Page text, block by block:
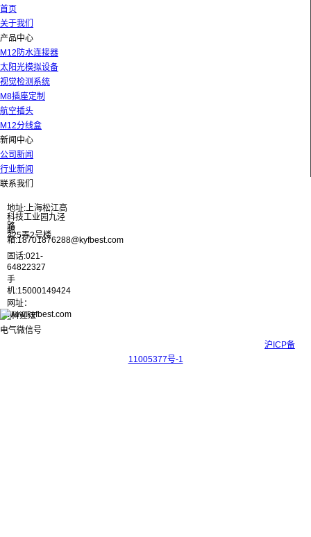
首页
关于我们
产品中心
M12防水连接器
太阳光模拟设备
视觉检测系统
M8插座定制
航空插头
M12分线盒
新闻中心
公司新闻
行业新闻
联系我们
地址:上海松江高
科技工业园九泾
路
325弄2号楼
邮
箱:18701876288@kyfbest.com
固话:021-
64822327
手
机:15000149424
网址：
www.kyfbest.com
沪ICP备
11005377号-1